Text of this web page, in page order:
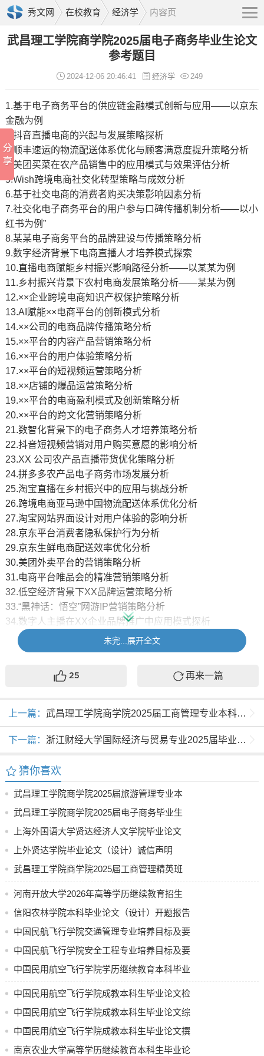
秀文网 在校教育 经济学 内容页
武昌理工学院商学院2025届电子商务毕业生论文
参考题目
2024-12-06 20:46:41 经济学 249
1.基于电子商务平台的供应链金融模式创新与应用——以京东
金融为例
2.抖音直播电商的兴起与发展策略探析
3.顺丰速运的物流配送体系优化与顾客满意度提升策略分析
4.美团买菜在农产品销售中的应用模式与效果评估分析
5.Wish跨境电商社交化转型策略与成效分析
6.基于社交电商的消费者购买决策影响因素分析
7.社交化电子商务平台的用户参与口碑传播机制分析——以小
红书为例”
8.某某电子商务平台的品牌建设与传播策略分析
9.数字经济背景下电商直播人才培养模式探索
10.直播电商赋能乡村振兴影响路径分析——以某某为例
11.乡村振兴背景下农村电商发展策略分析——某某为例
12.××企业跨境电商知识产权保护策略分析
13.AI赋能××电商平台的创新模式分析
14.××公司的电商品牌传播策略分析
15.××平台的内容产品营销策略分析
16.××平台的用户体验策略分析
17.××平台的短视频运营策略分析
18.××店铺的爆品运营策略分析
19.××平台的电商盈利模式及创新策略分析
20.××平台的跨文化营销策略分析
21.数智化背景下的电子商务人才培养策略分析
22.抖音短视频营销对用户购买意愿的影响分析
23.XX 公司农产品直播带货优化策略分析
24.拼多多农产品电子商务市场发展分析
25.淘宝直播在乡村振兴中的应用与挑战分析
26.跨境电商亚马逊中国物流配送体系优化分析
27.淘宝网站界面设计对用户体验的影响分析
28.京东平台消费者隐私保护行为分析
29.京东生鲜电商配送效率优化分析
30.美团外卖平台的营销策略分析
31.电商平台唯品会的精准营销策略分析
32.低空经济背景下XX品牌运营策略分析
33.“黑神话：悟空”网游IP营销策略分析
34.数字人主播在XX企业品牌推广中应用模式探析
35.XX品牌数字营销策略分析
36.与辉同行文旅直播带货模式分析
38.老君山景区短视频营销策略分析
40.XX非遗产品新媒体营销策略分析
41.XX跨境电商企业大数据营销对策分析
42.大数据驱动的**店铺爆品运营策略分析
44.**企业电商平台全链路运营策略优化分析
45.**企业O2O模式转型中的痛点识别与对策分析
46.乡村振兴战略下**农产品品牌化运营策略探析
47.**村农村电子商务发展现状及对策分析
48.AI赋能下的抖音直播电商生态构建与策略应对
50.**村乡村旅游O2O模式创新实践与策略优化分析
51.乡村振兴视角下**村电商助农问题及对策分析
53.乡村振兴背景下**地区**产品直播营销分析
54.抖音社交短视频电商营销策略分析
55.**新零售模式探析
56.**地区电子商务物流服务发展问题及对策分析
58.**品牌电子商务营销策略分析
59.**视频网站的盈利模式分析
61.基于用户画像的美妆电商精准营销策略分析
62.母婴电商平台消费者忠诚度影响因素分析 —— 以**平台为
例
未完...展开全文
25 再来一篇
上一篇： 武昌理工学院商学院2025届工商管理专业本科毕业综合训练参考选题
下一篇： 浙江财经大学国际经济与贸易专业2025届毕业论文参考选题
猜你喜欢
武昌理工学院商学院2025届旅游管理专业本
科毕业论文参考选题
武昌理工学院商学院2025届电子商务毕业生
论文参考题目
上海外国语大学贤达经济人文学院毕业论文
（设计）撰写基本规范(图文)
上外贤达学院毕业论文（设计）诚信声明
武昌理工学院商学院2025届工商管理精英班
《商业计划书》选题指南
河南开放大学2026年高等学历继续教育招生
计划公示
信阳农林学院本科毕业论文（设计）开题报告
中国民航飞行学院交通管理专业培养目标及要
求（节选）
中国民航飞行学院安全工程专业培养目标及要
求
中国民用航空飞行学院学历继续教育本科毕业
论文（设计）使用 AI 工具的规定（试行）
中国民用航空飞行学院成教本科生毕业论文检
测要求
中国民用航空飞行学院成教本科生毕业论文综
合成绩评定办法
中国民用航空飞行学院成教本科生毕业论文撰
写和答辩流程
南京农业大学高等学历继续教育本科生毕业论